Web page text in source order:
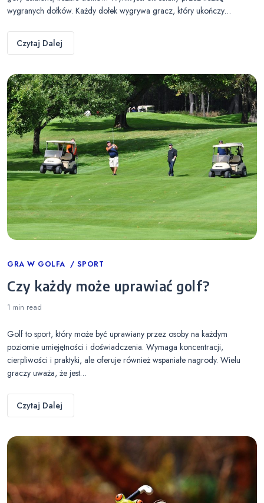
wygranych dołków. Każdy dołek wygrywa gracz, który ukończy…
Czytaj Dalej
Categories
GRA W GOLFA SPORT
Czy każdy może uprawiać golf?
1 min read
Golf to sport, który może być uprawiany przez osoby na każdym
poziomie umiejętności i doświadczenia. Wymaga koncentracji,
cierpliwości i praktyki, ale oferuje również wspaniałe nagrody. Wielu
graczy uważa, że jest…
Czytaj Dalej